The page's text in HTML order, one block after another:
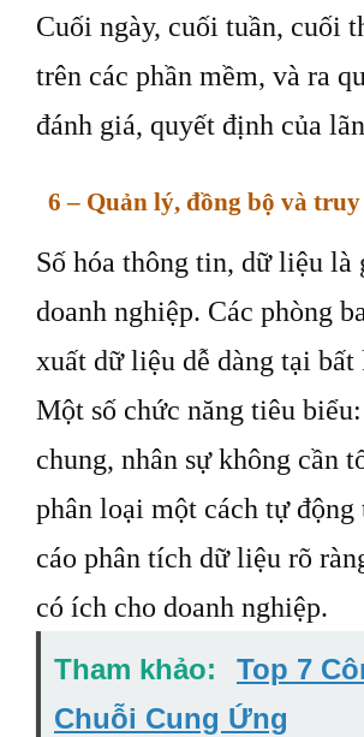
Cuối ngày, cuối tuần, cuối
trên các phần mềm, và ra
đánh giá, quyết định của
6 – Quản lý, đồng bộ và
Số hóa thông tin, dữ liệu
doanh nghiệp. Các phòng
xuất dữ liệu dễ dàng tại
Một số chức năng tiêu
chung, nhân sự không cần
phân loại một cách tự
cáo phân tích dữ liệu rõ
có ích cho doanh nghiệp.
Tham khảo:
Top 7
Chuỗi Cung Ứng